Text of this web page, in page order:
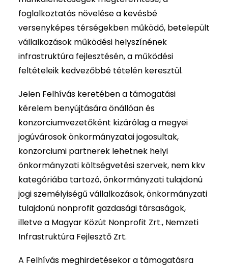
foglalkoztatás növelése a kevésbé
versenyképes térségekben működő, betelepült
vállalkozások működési helyszínének
infrastruktúra fejlesztésén, a működési
feltételeik kedvezőbbé tételén keresztül.
Jelen Felhívás keretében a támogatási
kérelem benyújtására önállóan és
konzorciumvezetőként kizárólag a megyei
jogúvárosok önkormányzatai jogosultak,
konzorciumi partnerek lehetnek helyi
önkormányzati költségvetési szervek, nem kkv
kategóriába tartozó, önkormányzati tulajdonú
jogi személyiségű vállalkozások, önkormányzati
tulajdonú nonprofit gazdasági társaságok,
illetve a Magyar Közút Nonprofit Zrt., Nemzeti
Infrastruktúra Fejlesztő Zrt.
A Felhívás meghirdetésekor a támogatásra